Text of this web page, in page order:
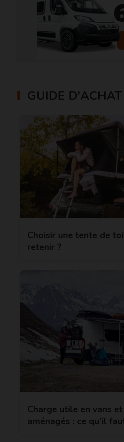
GUIDE D'ACHAT
Choisir une tente de
retenir ?
Charge utile en vans
aménagés : ce qu’il